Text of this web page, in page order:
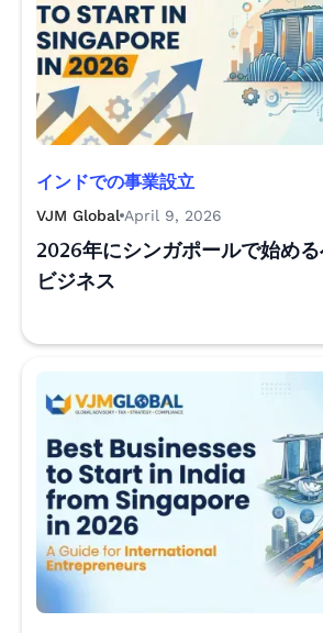
インドでの事業設立
VJM Global April 9, 2026
2026年にシンガポールで始め
ビジネス